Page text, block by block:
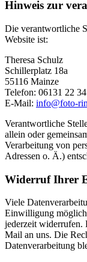
Hinweis zur
Die verantwortliche
Website ist:
Theresa Schulz
Schillerplatz 18a
55116 Mainze
Telefon: 06131 22
E-Mail: info@foto-
Verantwortliche
allein oder
Verarbeitung von
Adressen o. Ä.)
Widerruf Ihrer
Viele
Einwilligung
jederzeit widerrufen.
Mail an uns. Die
Datenverarbeitung